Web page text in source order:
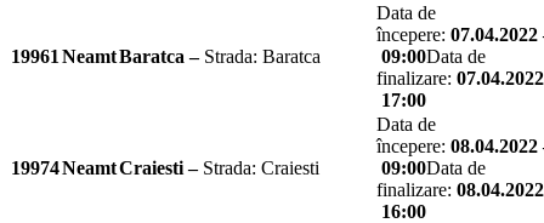
19961 NeamtBaratca – Strada: Baratca
Data de
începere: 07.04.2022
09:00Data de
finalizare:
17:00
19974NeamtCraiesti – Strada: Craiesti
Data de
începere: 08.04.2022
09:00Data de
finalizare:
16:00